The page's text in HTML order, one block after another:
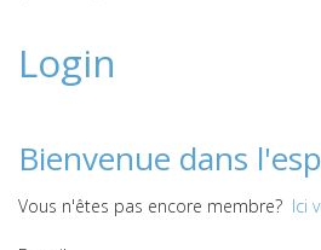
Login
Bienvenue dans
Vous n'êtes pas encore membre? Ici